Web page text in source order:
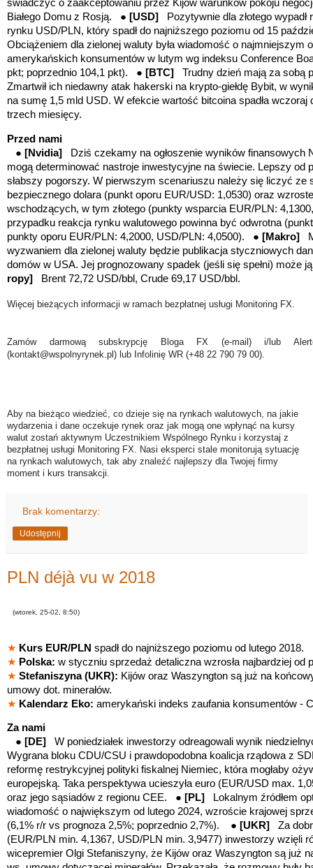
świadczyć o zaakceptowaniu przez Kijów warunków pokoju
Białego Domu z Rosją. ● [USD]
Pozytywnie dla złotego
rynku USD/PLN, który spadł do najniższego poziomu od 15
Obciążeniem dla zielonej waluty była wiadomość o najmniejszym
amerykańskich konsumentów w lutym wg indeksu Conference
pkt; poprzednio 104,1 pkt). ● [BTC]
Trudny dzień mają za sobą
Zmartwił ich niedawny atak hakerski na krypto-giełdę Bybit, w
na sumę 1,5 mld USD. W efekcie wartość bitcoina spadła wczoraj
trzech miesięcy.
Przed nami
● [Nvidia]
Dziś czekamy na ogłoszenie wyników finansowych
mogą determinować nastroje inwestycyjne na świecie. Lepszy od
słabszy pogorszy. W pierwszym scenariuszu należy się liczyć ze
bezpiecznego dolara (punkt oporu EUR/USD: 1,0530) oraz
wschodzących, w tym złotego (punkty wsparcia EUR/PLN:
przypadku reakcja rynku walutowego powinna być odwrotna
punkty oporu EUR/PLN: 4,2000, USD/PLN: 4,0500). ● [Makro]
wyzwaniem dla zielonej waluty będzie publikacja styczniowych
domów w USA. Jej prognozowany spadek (jeśli się spełni) może
ropy]
Brent 72,72 USD/bbl, Crude 69,17 USD/bbl.
Więcej bieżących informacji w ramach bezpłatnej usługi Monitoring FX.
Zamów darmową subskrypcję Bloga FX (e-mail) i/lub
(kontakt@wspolnyrynek.pl) lub Infolinię WR (+48 22 790 79 00).
Aby na bieżąco wiedzieć, co dzieje się na rynkach walutowych, na jakie
wydarzenia i dane oczekuje rynek oraz jak mogą one wpłynąć na kursy
walut zostań aktywnym Uczestnikiem Wspólnego Rynku i korzystaj z
bezpłatnej usługi Monitoring FX. Nasi eksperci stale monitorują sytuację
na rynkach walutowych, tak aby znaleźć najlepszy dla Twojej firmy
moment i kurs transakcji.
Brak komentarzy:
Udostępnij
PLN déjà vu w 2018
(wtorek, 25-02, 8:50)
★ Kurs EUR/PLN spadł do najniższego poziomu od lutego 2018.
★ Polska: w styczniu sprzedaż detaliczna wzrosła najbardziej od
★ Stefaniszyna (UKR): Kijów oraz Waszyngton są już na
umowy dot. minerałów.
★ Kalendarz Eko: amerykański indeks zaufania konsumentów -
Za nami
● [DE] W poniedziałek inwestorzy odreagowali wynik
Wygrana bloku CDU/CSU i prawdopodobna koalicja rządowa z
reformę restrykcyjnej polityki fiskalnej Niemiec, która mogłaby
europejską. Taka perspektywa ucieszyła euro (EUR/USD max.
oraz jego sąsiadów z regionu CEE. ● [PL] Lokalnym źródłem
wiadomość o największym od lutego 2024, wzroście krajowej
(6,1% r/r vs prognoza 2,5%; poprzednio 2,7%). ● [UKR] Za
(EUR/PLN min. 4,1367, USD/PLN min. 3,9477) inwestorzy wzięli
wicepremier Olgi Stefaniszyny, że Kijów oraz Waszyngton są już